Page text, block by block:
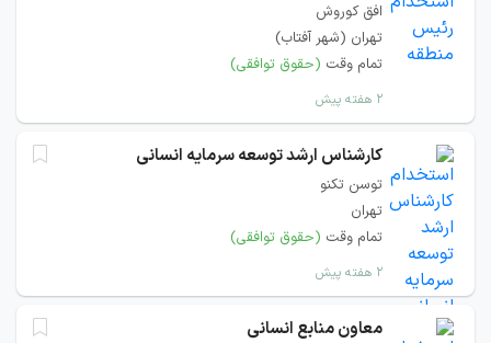
افق کوروش
تهران (شهر آفتاب)
تمام وقت (حقوق توافقی)
۲ هفته پیش
کارشناس ارشد توسعه سرمایه انسانی
توسن تکنو
تهران
تمام وقت (حقوق توافقی)
۲ هفته پیش
معاون منابع انسانی